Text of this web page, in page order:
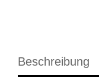
Beschreibung